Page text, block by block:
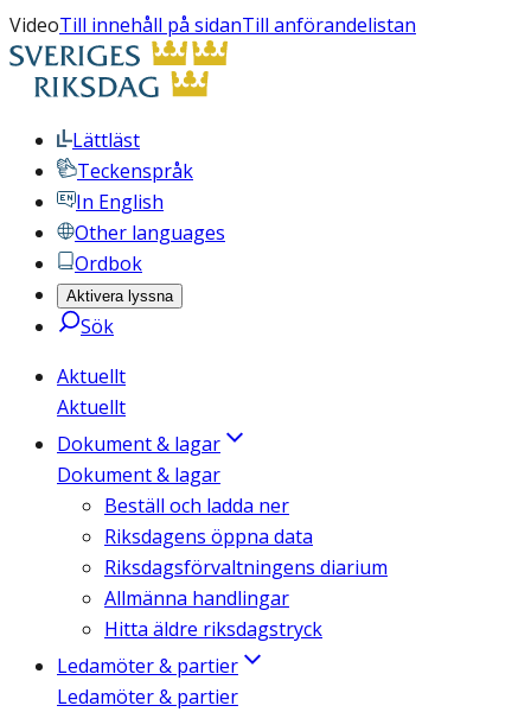
VideoTill innehåll på sidanTill anförandelistan
Lättläst
Teckenspråk
In English
Other languages
Ordbok
Aktivera lyssna
Sök
Aktuellt
Aktuellt
Dokument & lagar
Dokument & lagar
Beställ och ladda ner
Riksdagens öppna data
Riksdagsförvaltningens diarium
Allmänna handlingar
Hitta äldre riksdagstryck
Ledamöter & partier
Ledamöter & partier